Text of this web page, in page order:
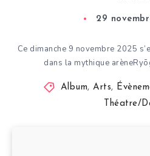
29
Ce dimanche 9 novembre 2025
dans la mythique
Album, Arts,
Théatre/